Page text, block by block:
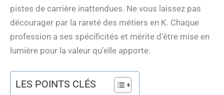
pistes de carrière inattendues. Ne vous laissez pas
décourager par la rareté des métiers en K. Chaque
profession a ses spécificités et mérite d’être mise en
lumière pour la valeur qu’elle apporte.
LES POINTS CLÉS